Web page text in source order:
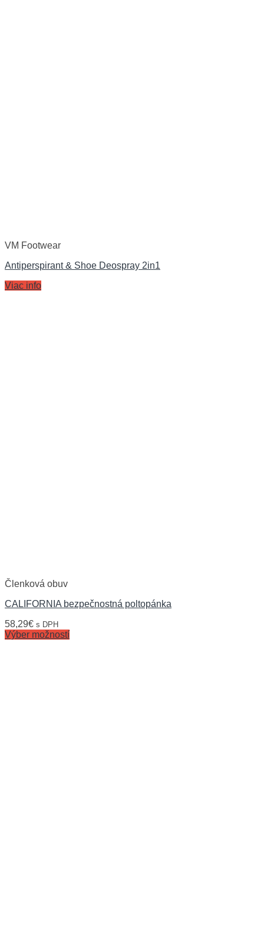
VM Footwear
Antiperspirant & Shoe Deospray 2in1
Viac info
Členková obuv
CALIFORNIA bezpečnostná poltopánka
58,29€ s DPH
Výber možností